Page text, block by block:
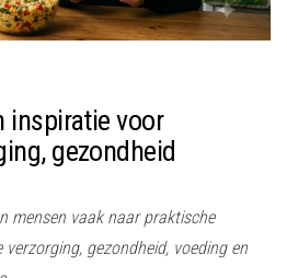
inspiratie voor
gezondheid
mensen vaak naar praktische
gezondheid, voeding en